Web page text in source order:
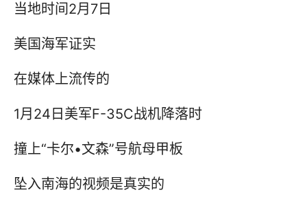
当地时间2月7日
美国海军证实
在媒体上流传的
1月24日美军F-35C战机降落时
撞上“卡尔•文森”号航母甲板
坠入南海的视频是真实的